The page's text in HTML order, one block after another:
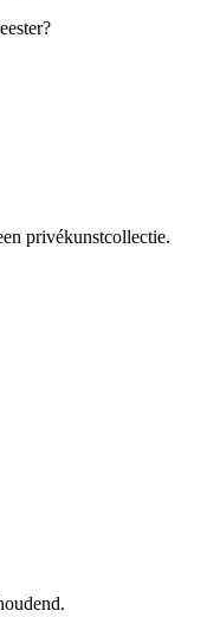
privékunstcollectie.